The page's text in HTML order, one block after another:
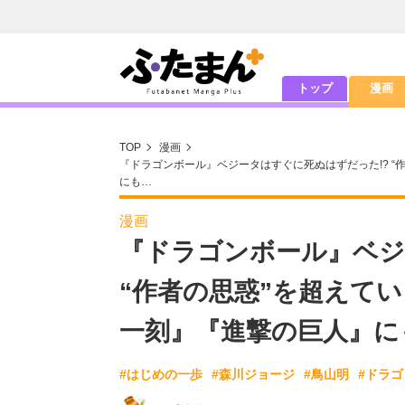
トップ 漫画
TOP
漫画
『ドラゴンボール』ベジータはすぐに死ぬはずだった!?
にも…
漫画
『ドラゴンボール』ベ
“作者の思惑”を超えて
一刻』『進撃の巨人』
#はじめの一歩 #森川ジョージ #鳥山明 #ドラ